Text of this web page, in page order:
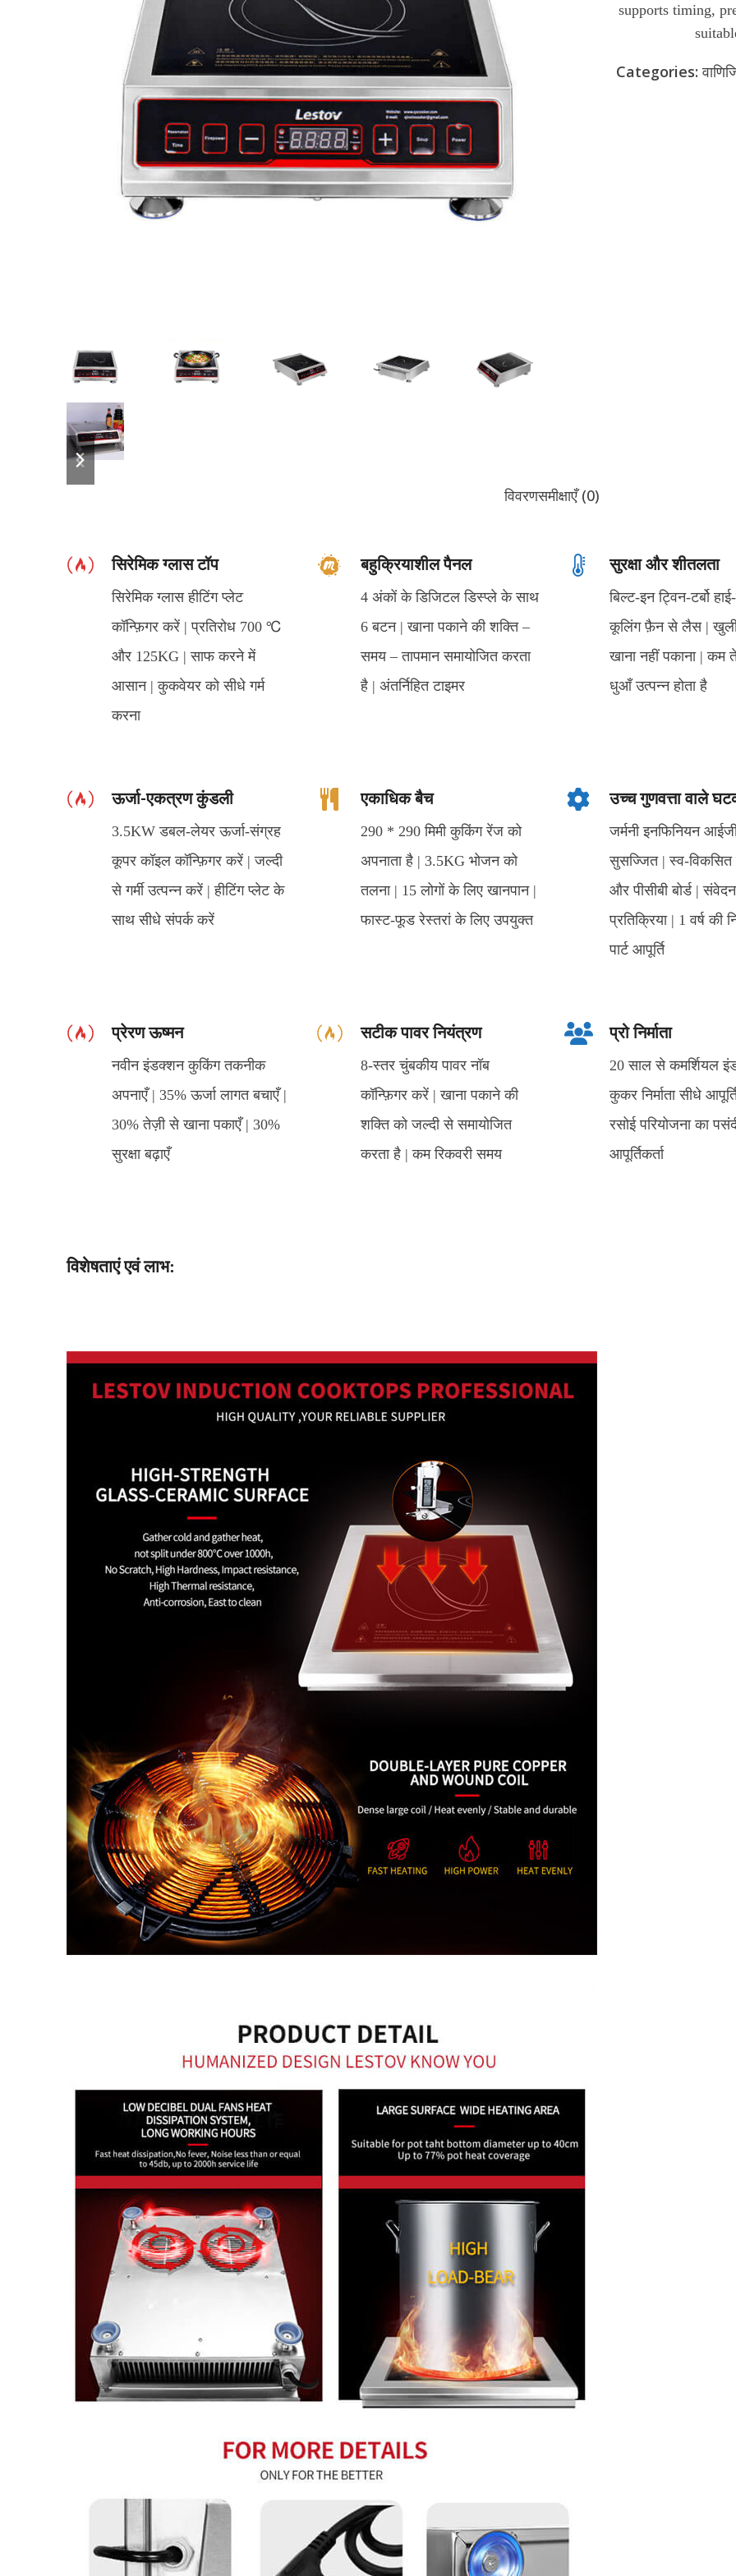
previous
slide
next
slide
supports timing,
Categories:
विवरणसमीक्षाएँ (0)
सिरेमिक ग्लास टॉप
सिरेमिक ग्लास हीटिंग प्लेट
कॉन्फ़िगर करें | प्रतिरोध 700 ℃
और 125KG | साफ करने में
आसान | कुकवेयर को सीधे गर्म
करना
बहुक्रियाशील पैनल
4 अंकों के डिजिटल डिस्प्ले के साथ
6 बटन | खाना पकाने की शक्ति –
समय – तापमान समायोजित करता
है | अंतर्निहित टाइमर
सुरक्षा और शीतलता
बिल्ट-इन ट्विन-टर्बो
कूलिंग फ़ैन से लैस |
खाना नहीं पकाना | कम
धुआँ उत्पन्न होता है
ऊर्जा-एकत्रण कुंडली
3.5KW डबल-लेयर ऊर्जा-संग्रह
कूपर कॉइल कॉन्फ़िगर करें | जल्दी
से गर्मी उत्पन्न करें | हीटिंग प्लेट के
साथ सीधे संपर्क करें
एकाधिक बैच
290 * 290 मिमी कुकिंग रेंज को
अपनाता है | 3.5KG भोजन को
तलना | 15 लोगों के लिए खानपान |
फास्ट-फूड रेस्तरां के लिए उपयुक्त
उच्च गुणवत्ता वाले
जर्मनी इनफिनियन
सुसज्जित | स्व-विकसित
और पीसीबी बोर्ड |
प्रतिक्रिया | 1 वर्ष की
पार्ट आपूर्ति
प्रेरण ऊष्मन
नवीन इंडक्शन कुकिंग तकनीक
अपनाएँ | 35% ऊर्जा लागत बचाएँ |
30% तेज़ी से खाना पकाएँ | 30%
सुरक्षा बढ़ाएँ
सटीक पावर नियंत्रण
8-स्तर चुंबकीय पावर नॉब
कॉन्फ़िगर करें | खाना पकाने की
शक्ति को जल्दी से समायोजित
करता है | कम रिकवरी समय
प्रो निर्माता
20 साल से कमर्शियल
कुकर निर्माता सीधे
रसोई परियोजना का
आपूर्तिकर्ता
विशेषताएं एवं लाभ: